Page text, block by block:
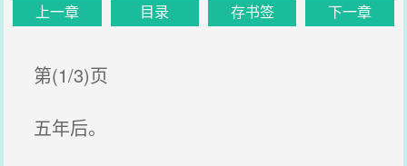
上一章 目录 存书签 下一章
第(1/3)页
五年后。